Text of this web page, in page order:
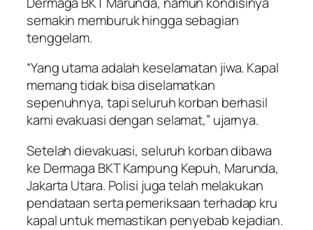
semakin memburuk hingga sebagian
tenggelam.
“Yang utama adalah keselamatan jiwa. Kapal
memang tidak bisa diselamatkan
sepenuhnya, tapi seluruh korban berhasil
kami evakuasi dengan selamat,” ujarnya.
Setelah dievakuasi, seluruh korban dibawa
ke Dermaga BKT Kampung Kepuh, Marunda,
Jakarta Utara. Polisi juga telah melakukan
pendataan serta pemeriksaan terhadap kru
kapal untuk memastikan penyebab kejadian.